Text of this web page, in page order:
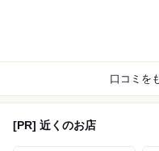
口コミを
[PR] 近くのお店